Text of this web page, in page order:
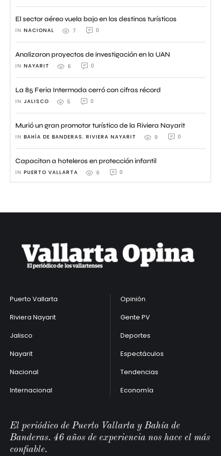
El sector aéreo vuela bajo en los destinos turísticos
IN NACIONAL 7 0
Analizaron proyectos de investigación en la UAN
IN NAYARIT 6 0
La 85 Feria Intermoda cerró con cifras récord
IN JALISCO 5 0
Murió un gran promotor turístico de la Riviera Nayarit
IN BAHÍA DE BANDERAS, RIVIERA NAYARIT 9 0
Capacitan a hoteleros en protección infantil
IN PUERTO VALLARTA 6 0
Puerto Vallarta
Riviera Nayarit
Jalisco
Nayarit
Nacional
Internacional
Opinión
Gente PV
Deportes
Espectáculos
Tendencias
Economía
El periódico de Puerto Vallarta y Bahía de
Banderas. 46 años de experiencia nos hace el más
confiable.